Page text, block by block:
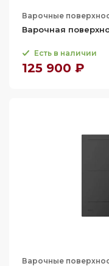
Варочные
Варочная
Есть в наличии
125 900 ₽
Варочные